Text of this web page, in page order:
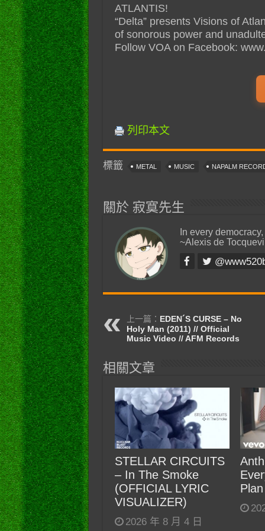
ATLANTIS!
“Delta” presents Visions of
of sonorous power and
Follow VOA on Facebook:
列印本文
標籤 METAL MUSIC NAPALM
關於 寂寞先生
In every
~Alexis de
上一篇： EDEN´S CURSE – No
Holy Man (2011) // Official
Music Video // AFM Records
相關文章
STELLAR CIRCUITS
– In The Smoke
(OFFICIAL LYRIC
VISUALIZER)
2026 年 8 月 4 日
Plan